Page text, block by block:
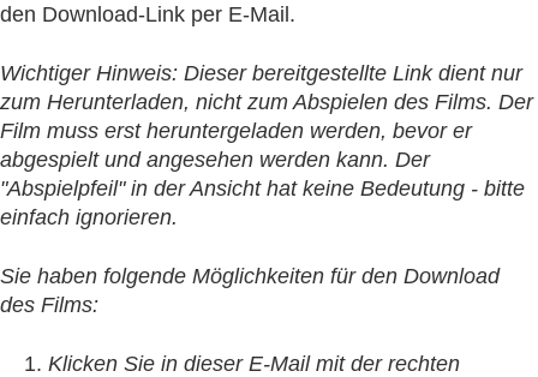
den Download-Link per E-Mail.
Wichtiger Hinweis: Dieser bereitgestellte Link dient nur
zum Herunterladen, nicht zum Abspielen des Films. Der
Film muss erst heruntergeladen werden, bevor er
abgespielt und angesehen werden kann. Der
"Abspielpfeil" in der Ansicht hat keine Bedeutung - bitte
einfach ignorieren.
Sie haben folgende Möglichkeiten für den Download
des Films:
Klicken Sie in dieser E-Mail mit der rechten